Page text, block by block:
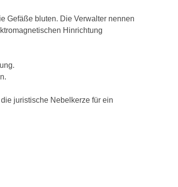
Gefäße bluten. Die Verwalter nennen
Hinrichtung
juristische Nebelkerze für ein